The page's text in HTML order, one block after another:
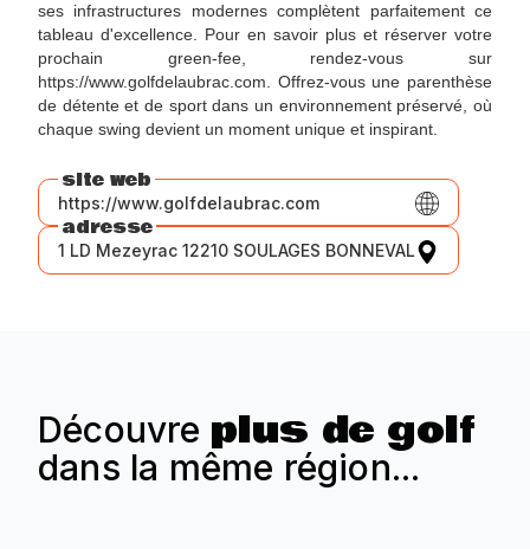
ses infrastructures modernes complètent parfaitement ce
tableau d'excellence. Pour en savoir plus et réserver votre
prochain green-fee, rendez-vous sur
https://www.golfdelaubrac.com. Offrez-vous une parenthèse
de détente et de sport dans un environnement préservé, où
chaque swing devient un moment unique et inspirant.
site web
https://www.golfdelaubrac.com
adresse
1 LD Mezeyrac 12210 SOULAGES BONNEVAL
Découvre plus de golf
dans la même région...